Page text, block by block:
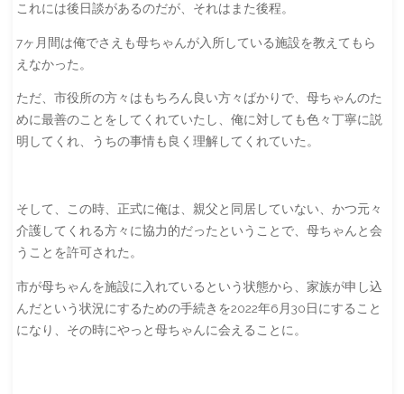
これには後日談があるのだが、それはまた後程。
7ヶ月間は俺でさえも母ちゃんが入所している施設を教えてもら
えなかった。
ただ、市役所の方々はもちろん良い方々ばかりで、母ちゃんのた
めに最善のことをしてくれていたし、俺に対しても色々丁寧に説
明してくれ、うちの事情も良く理解してくれていた。
そして、この時、正式に俺は、親父と同居していない、かつ元々
介護してくれる方々に協力的だったということで、母ちゃんと会
うことを許可された。
市が母ちゃんを施設に入れているという状態から、家族が申し込
んだという状況にするための手続きを2022年6月30日にすること
になり、その時にやっと母ちゃんに会えることに。